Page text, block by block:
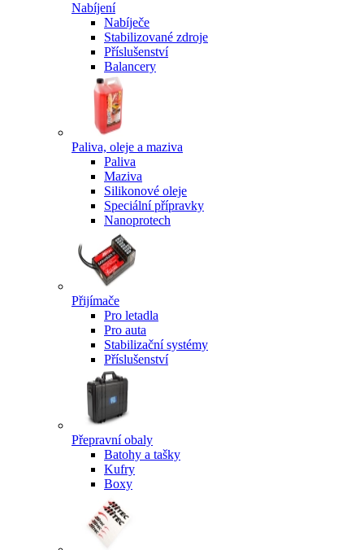
Nabíjení
Nabíječe
Stabilizované zdroje
Příslušenství
Balancery
Paliva, oleje a maziva
Paliva
Maziva
Silikonové oleje
Speciální přípravky
Nanoprotech
Přijímače
Pro letadla
Pro auta
Stabilizační systémy
Příslušenství
Přepravní obaly
Batohy a tašky
Kufry
Boxy